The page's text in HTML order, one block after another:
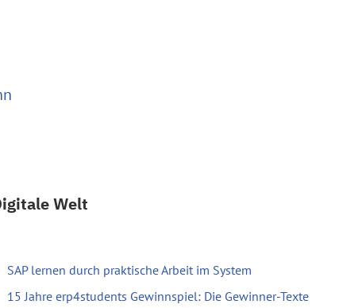
Welt
SAP lernen durch praktische Arbeit im System
15 Jahre erp4students Gewinnspiel: Die Gewinner-Texte